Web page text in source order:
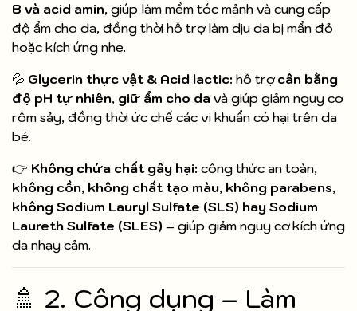
B và acid amin, giúp làm mềm tóc mảnh và cung cấp
độ ẩm cho da, đồng thời hỗ trợ làm dịu da bị mẩn đỏ
hoặc kích ứng nhẹ.
💦 Glycerin thực vật & Acid lactic: hỗ trợcân bằng
độ pH tự nhiên, giữ ẩm cho da và giúp giảm nguy cơ
rôm sảy, đồng thời ức chế các vi khuẩn có hại trên da
bé.
👉 Không chứa chất gây hại: công thức an toàn,
không cồn, không chất tạo màu, không parabens,
không Sodium Lauryl Sulfate (SLS) hay Sodium
Laureth Sulfate (SLES) – giúp giảm nguy cơ kích ứng
da nhạy cảm.
🚿 2. Công dụng – Làm